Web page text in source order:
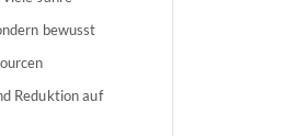
bewusst
Reduktion auf